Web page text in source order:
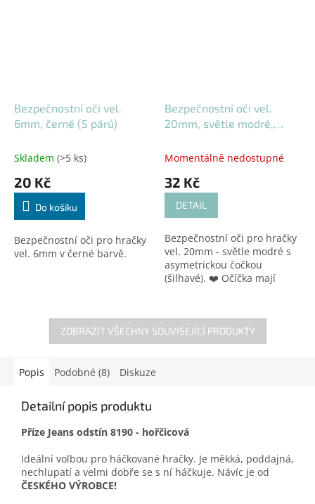
Bezpečnostní oči vel.
6mm, černé (5 párů)
Skladem (>5 ks)
20 Kč
Do košíku
Bezpečnostní oči pro hračky
vel. 6mm v černé barvě.
Bezpečnostní oči vel.
20mm, světle modré,
Momentálně nedostupné
32 Kč
DETAIL
Bezpečnostní oči pro hračky
vel. 20mm - světle modré s
asymetrickou čočkou
(šilhavé). ❤️ Očíčka mají
hračkám na...
ZOBRAZIT VŠECHNY SOUVISEJÍCÍ PRODUKTY
Popis Podobné (8) Diskuze
Detailní popis produktu
Příze Jeans odstín 8190 - hořčicová
Ideální volbou pro háčkované hračky. Je měkká, poddajná,
nechlupatí a velmi dobře se s ní háčkuje. Návíc je od
ČESKÉHO VÝROBCE!